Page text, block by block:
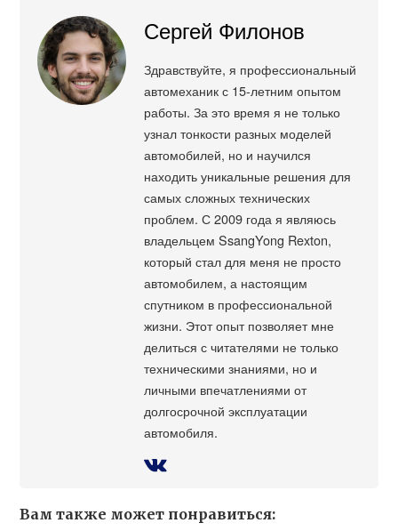
Сергей Филонов
Здравствуйте, я профессиональный
автомеханик с 15-летним опытом
работы. За это время я не только
узнал тонкости разных моделей
автомобилей, но и научился
находить уникальные решения для
самых сложных технических
проблем. С 2009 года я являюсь
владельцем SsangYong Rexton,
который стал для меня не просто
автомобилем, а настоящим
спутником в профессиональной
жизни. Этот опыт позволяет мне
делиться с читателями не только
техническими знаниями, но и
личными впечатлениями от
долгосрочной эксплуатации
автомобиля.
Вам также может понравиться: